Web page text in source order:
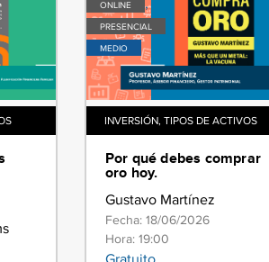
ONLINE
PRESENCIAL
MEDIO
INVERSIÓN, TIPOS DE ACTIVOS
​​Por qué debes comprar
oro hoy.​
Gustavo Martínez
Fecha: 18/06/2026
Hora: 19:00